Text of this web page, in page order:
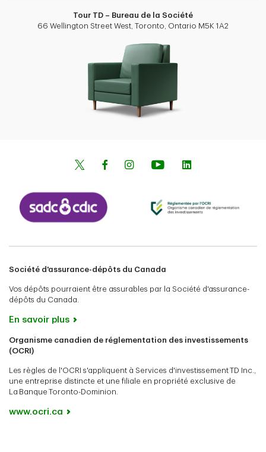
Tour TD – Bureau de la Société
66 Wellington Street West, Toronto, Ontario M5K 1A2
Société d'assurance-dépôts du Canada
Vos dépôts pourraient être assurables par la Société d'assurance-
dépôts du Canada.
En savoir plus
Organisme canadien de réglementation des investissements
(OCRI)
Les règles de l'OCRI s'appliquent à Services d'investissement TD Inc.,
une entreprise distincte et une filiale en propriété exclusive de
La Banque Toronto-Dominion.
www.ocri.ca